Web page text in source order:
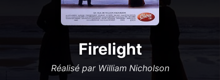
Firelight
Réalisé par William Nicholson